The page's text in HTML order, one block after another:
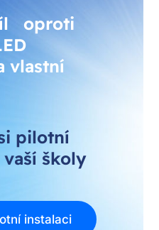
oproti
vlastní
pilotní
školy
instalaci